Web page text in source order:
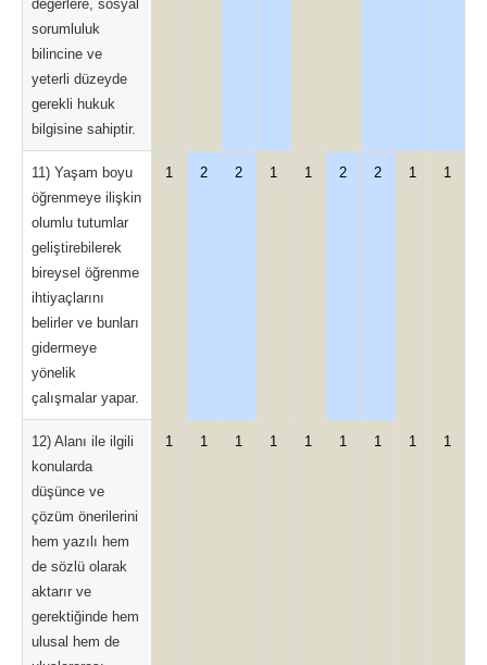
değerlere, sosyal
sorumluluk
bilincine ve
yeterli düzeyde
gerekli hukuk
bilgisine sahiptir.
11) Yaşam boyu
öğrenmeye ilişkin
olumlu tutumlar
geliştirebilerek
bireysel öğrenme
ihtiyaçlarını
belirler ve bunları
gidermeye
yönelik
çalışmalar yapar.
1 2 2 1 1 2 2 1 1
12) Alanı ile ilgili
konularda
düşünce ve
çözüm önerilerini
hem yazılı hem
de sözlü olarak
aktarır ve
gerektiğinde hem
ulusal hem de
1 1 1 1 1 1 1 1 1